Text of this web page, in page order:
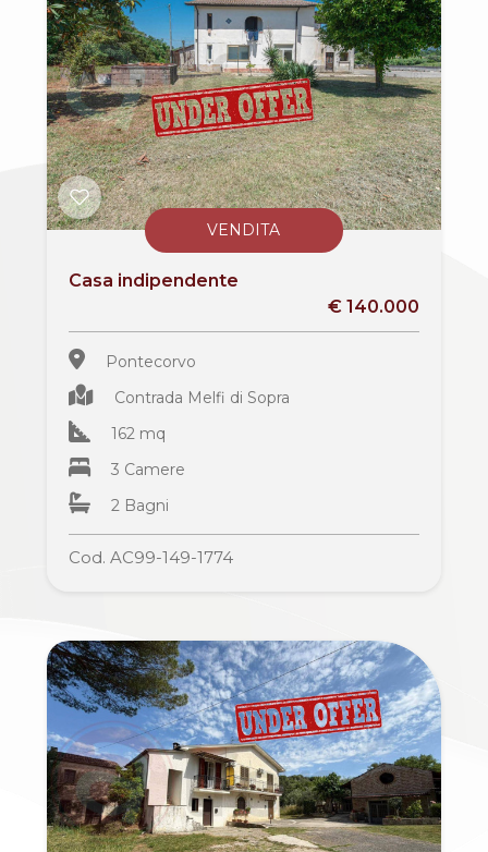
VENDITA
Casa indipendente
€ 140.000
Pontecorvo
Contrada Melfi di Sopra
162 mq
3 Camere
2 Bagni
Cod. AC99-149-1774
Il
territorio
News
Contattaci
Provincia
Comune
multiscelta
Qualsiasi
Residenziali
Terreni
Prezzo